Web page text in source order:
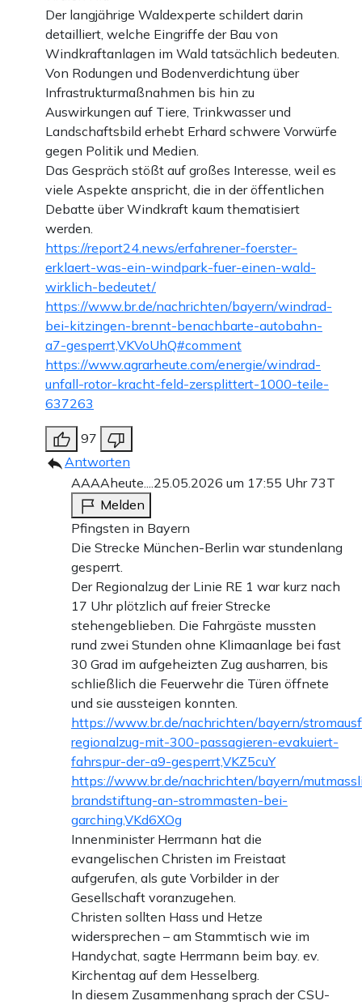
Der langjährige Waldexperte schildert darin
detailliert, welche Eingriffe der Bau von
Windkraftanlagen im Wald tatsächlich bedeuten.
Von Rodungen und Bodenverdichtung über
Infrastrukturmaßnahmen bis hin zu
Auswirkungen auf Tiere, Trinkwasser und
Landschaftsbild erhebt Erhard schwere Vorwürfe
gegen Politik und Medien.
Das Gespräch stößt auf großes Interesse, weil es
viele Aspekte anspricht, die in der öffentlichen
Debatte über Windkraft kaum thematisiert
werden.
https://report24.news/erfahrener-foerster-
erklaert-was-ein-windpark-fuer-einen-wald-
wirklich-bedeutet/
https://www.br.de/nachrichten/bayern/windrad-
bei-kitzingen-brennt-benachbarte-autobahn-
a7-gesperrt,VKVoUhQ#comment
https://www.agrarheute.com/energie/windrad-
unfall-rotor-kracht-feld-zersplittert-1000-teile-
637263
97
Antworten
AAAAheute....25.05.2026 um 17:55 Uhr 73T
Melden
Pfingsten in Bayern
Die Strecke München-Berlin war stundenlang
gesperrt.
Der Regionalzug der Linie RE 1 war kurz nach
17 Uhr plötzlich auf freier Strecke
stehengeblieben. Die Fahrgäste mussten
rund zwei Stunden ohne Klimaanlage bei fast
30 Grad im aufgeheizten Zug ausharren, bis
schließlich die Feuerwehr die Türen öffnete
und sie aussteigen konnten.
https://www.br.de/nachrichten/bayern/
regionalzug-mit-300-passagieren-evakuiert-
fahrspur-der-a9-gesperrt,VKZ5cuY
https://www.br.de/nachrichten/bayern/
brandstiftung-an-strommasten-bei-
garching,VKd6XOg
Innenminister Herrmann hat die
evangelischen Christen im Freistaat
aufgerufen, als gute Vorbilder in der
Gesellschaft voranzugehen.
Christen sollten Hass und Hetze
widersprechen – am Stammtisch wie im
Handychat, sagte Herrmann beim bay. ev.
Kirchentag auf dem Hesselberg.
In diesem Zusammenhang sprach der CSU-